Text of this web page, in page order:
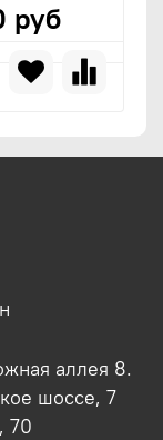
руб
аллея 8.
шоссе, 7
70